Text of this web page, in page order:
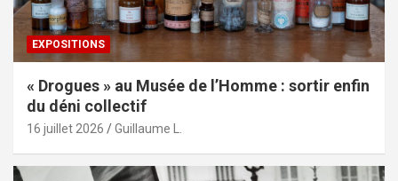
EXPOSITIONS
« Drogues » au Musée de l’Homme : sortir enfin
du déni collectif
16 juillet 2026 Guillaume L.